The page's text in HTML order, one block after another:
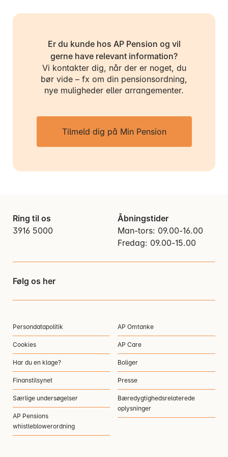
Er du kunde hos AP Pension og vil
gerne have relevant information?
Vi kontakter dig, når der er noget, du
bør vide – fx om din pensionsordning,
nye muligheder eller arrangementer.
Tilmeld dig på Min Pension
Ring til os
3916 5000
Åbningstider
Man-tors: 09.00-16.00
Fredag: 09.00-15.00
Følg os her
Persondatapolitik
Cookies
Har du en klage?
Finanstilsynet
Særlige undersøgelser
AP Pensions
whistleblowerordning
AP Omtanke
AP Care
Boliger
Presse
Bæredygtighedsrelaterede
oplysninger